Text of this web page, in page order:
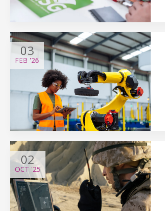
03
FEB '26
02
OCT '25